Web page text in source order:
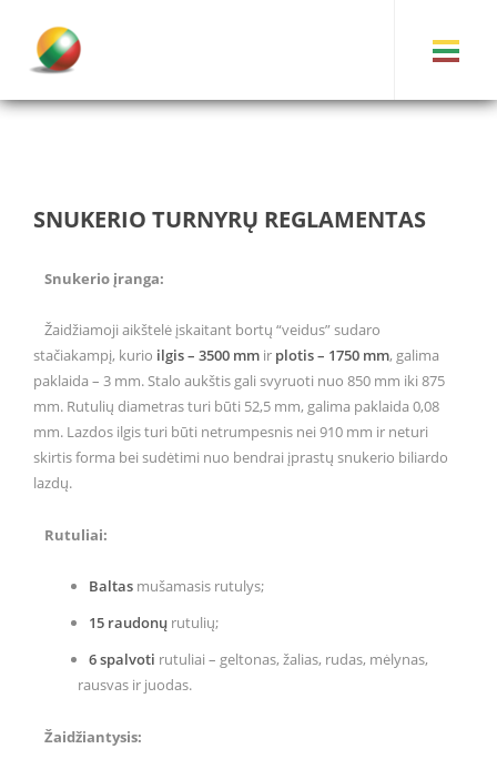
SNUKERIO TURNYRŲ REGLAMENTAS
Snukerio įranga:
Žaidžiamoji aikštelė įskaitant bortų “veidus” sudaro
stačiakampį, kurio ilgis – 3500 mm ir plotis – 1750 mm, galima
paklaida – 3 mm. Stalo aukštis gali svyruoti nuo 850 mm iki 875
mm. Rutulių diametras turi būti 52,5 mm, galima paklaida 0,08
mm. Lazdos ilgis turi būti netrumpesnis nei 910 mm ir neturi
skirtis forma bei sudėtimi nuo bendrai įprastų snukerio biliardo
lazdų.
Rutuliai:
Baltas mušamasis rutulys;
15 raudonų rutulių;
6 spalvoti rutuliai – geltonas, žalias, rudas, mėlynas,
rausvas ir juodas.
Žaidžiantysis: